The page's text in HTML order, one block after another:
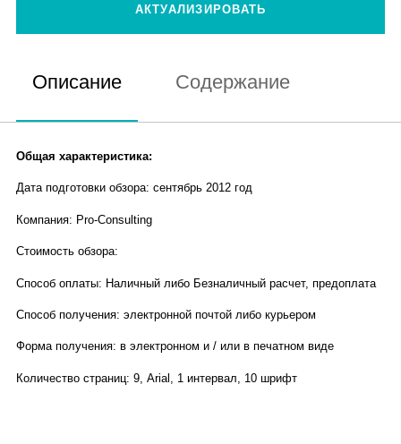
АКТУАЛИЗИРОВАТЬ
Описание Содержание
Общая характеристика:
Дата подготовки обзора: сентябрь 2012 год
Компания: Pro-Consulting
Стоимость обзора:
Способ оплаты: Наличный либо Безналичный расчет, предоплата
Способ получения: электронной почтой либо курьером
Форма получения: в электронном и / или в печатном виде
Количество страниц: 9, Arial, 1 интервал, 10 шрифт